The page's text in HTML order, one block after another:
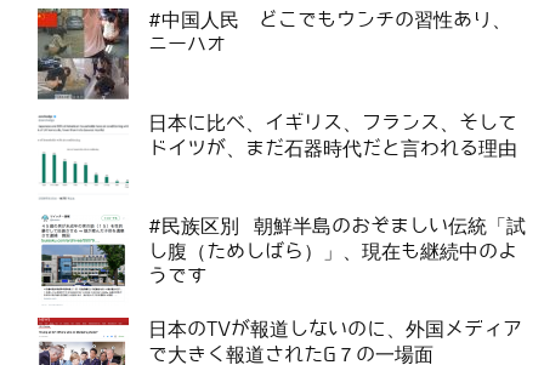
#中国人民 どこでもウンチの習性あり、
ニーハオ
日本に比べ、イギリス、フランス、そして
ドイツが、まだ石器時代だと言われる理由
#民族区別 朝鮮半島のおぞましい伝統「試
し腹（ためしばら）」、現在も継続中のよ
うです
日本のTVが報道しないのに、外国メディア
で大きく報道されたG７の一場面